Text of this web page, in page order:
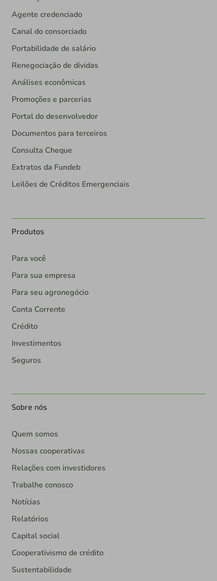
Agente credenciado
Canal do consorciado
Portabilidade de salário
Renegociação de dívidas
Análises econômicas
Promoções e parcerias
Portal do desenvolvedor
Documentos para terceiros
Consulta Cheque
Extratos da Fundeb
Leilões de Créditos Emergenciais
Produtos
Para você
Para sua empresa
Para seu agronegócio
Conta Corrente
Crédito
Investimentos
Seguros
Sobre nós
Quem somos
Nossas cooperativas
Relações com investidores
Trabalhe conosco
Notícias
Relatórios
Capital social
Cooperativismo de crédito
Sustentabilidade